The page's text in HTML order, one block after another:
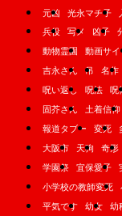
元凶
光永マチ子
兵役
写メ 凶子
動物霊園
動画サイ
吉永さん
吊 名作
呪い返し
呪法 呪
固芥さん
土着信仰
報道タブー
変死
大阪市
天狗 奇形
学園祭
宜保愛子
小学校の教師変死
平気です
幼女 幼